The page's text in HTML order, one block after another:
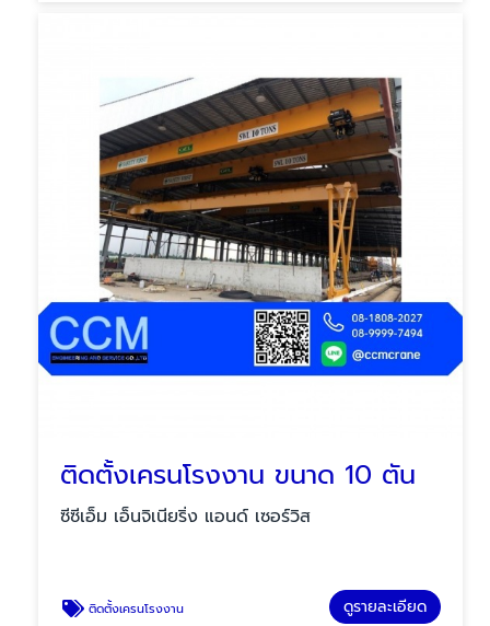
ติดตั้งเครนโรงงาน ขนาด 10 ตัน
ซีซีเอ็ม เอ็นจิเนียริ่ง แอนด์ เซอร์วิส
ติดตั้งเครนโรงงาน ดูรายละเอียด